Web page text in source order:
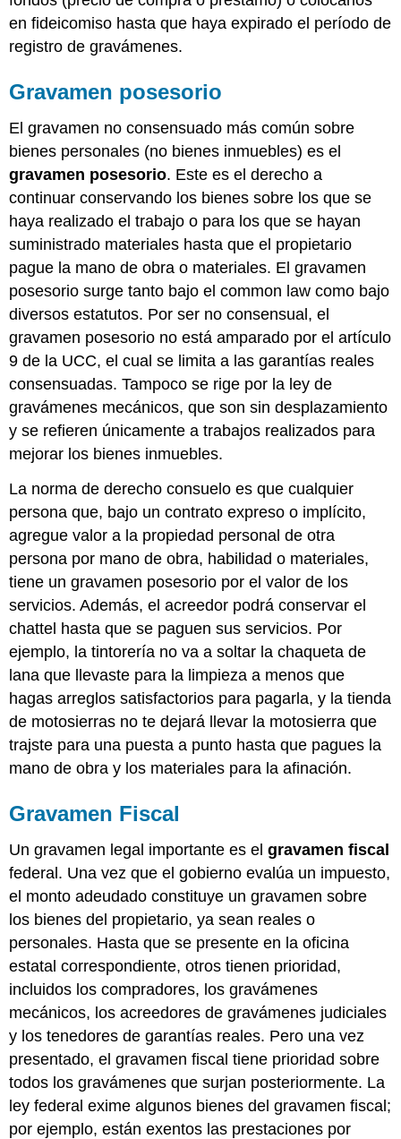
en fideicomiso hasta que haya expirado el período de
registro de gravámenes.
Gravamen posesorio
El gravamen no consensuado más común sobre
bienes personales (no bienes inmuebles) es el
gravamen posesorio. Este es el derecho a
continuar conservando los bienes sobre los que se
haya realizado el trabajo o para los que se hayan
suministrado materiales hasta que el propietario
pague la mano de obra o materiales. El gravamen
posesorio surge tanto bajo el common law como bajo
diversos estatutos. Por ser no consensual, el
gravamen posesorio no está amparado por el artículo
9 de la UCC, el cual se limita a las garantías reales
consensuadas. Tampoco se rige por la ley de
gravámenes mecánicos, que son sin desplazamiento
y se refieren únicamente a trabajos realizados para
mejorar los bienes inmuebles.
La norma de derecho consuelo es que cualquier
persona que, bajo un contrato expreso o implícito,
agregue valor a la propiedad personal de otra
persona por mano de obra, habilidad o materiales,
tiene un gravamen posesorio por el valor de los
servicios. Además, el acreedor podrá conservar el
chattel hasta que se paguen sus servicios. Por
ejemplo, la tintorería no va a soltar la chaqueta de
lana que llevaste para la limpieza a menos que
hagas arreglos satisfactorios para pagarla, y la tienda
de motosierras no te dejará llevar la motosierra que
trajste para una puesta a punto hasta que pagues la
mano de obra y los materiales para la afinación.
Gravamen Fiscal
Un gravamen legal importante es elgravamen fiscal
federal. Una vez que el gobierno evalúa un impuesto,
el monto adeudado constituye un gravamen sobre
los bienes del propietario, ya sean reales o
personales. Hasta que se presente en la oficina
estatal correspondiente, otros tienen prioridad,
incluidos los compradores, los gravámenes
mecánicos, los acreedores de gravámenes judiciales
y los tenedores de garantías reales. Pero una vez
presentado, el gravamen fiscal tiene prioridad sobre
todos los gravámenes que surjan posteriormente. La
ley federal exime algunos bienes del gravamen fiscal;
por ejemplo, están exentos las prestaciones por